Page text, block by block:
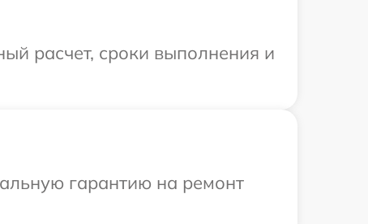
расчет, сроки выполнения и
гарантию на ремонт